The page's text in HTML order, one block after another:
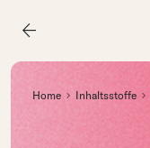
arrow_back
Home Inhaltsstoffe